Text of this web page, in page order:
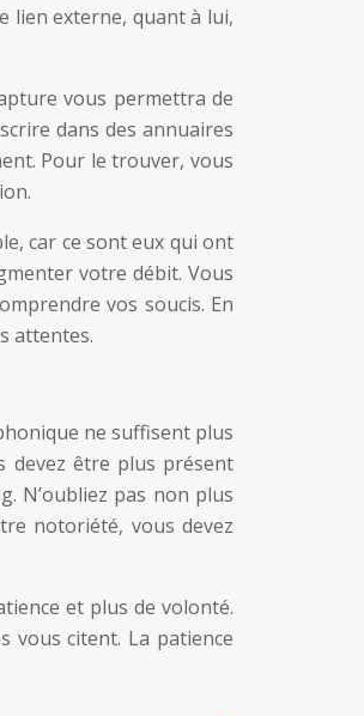
lien externe, quant à lui,
vous permettra de
dans des annuaires
Pour le trouver, vous
car ce sont eux qui ont
votre débit. Vous
vos soucis. En
attentes.
ne suffisent plus
devez être plus présent
N’oubliez pas non plus
notoriété, vous devez
et plus de volonté.
vous citent. La patience